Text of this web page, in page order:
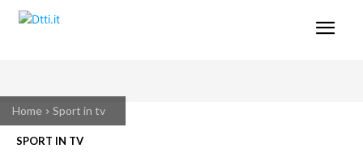
Home Sport in tv
SPORT IN TV